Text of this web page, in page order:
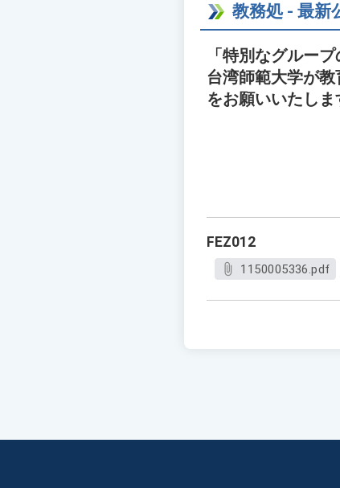
教務処 - 最新
「特別なグルー
台湾師範大学が
をお願いいたしま
FEZ012
1150005336.pdf